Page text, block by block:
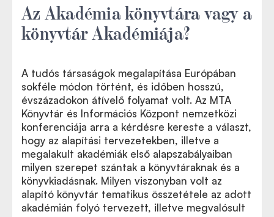
Az Akadémia könyvtára vagy a
könyvtár Akadémiája?
A tudós társaságok megalapítása Európában
sokféle módon történt, és időben hosszú,
évszázadokon átívelő folyamat volt. Az MTA
Könyvtár és Információs Központ nemzetközi
konferenciája arra a kérdésre kereste a választ,
hogy az alapítási tervezetekben, illetve a
megalakult akadémiák első alapszabályaiban
milyen szerepet szántak a könyvtáraknak és a
könyvkiadásnak. Milyen viszonyban volt az
alapító könyvtár tematikus összetétele az adott
akadémián folyó tervezett, illetve megvalósult